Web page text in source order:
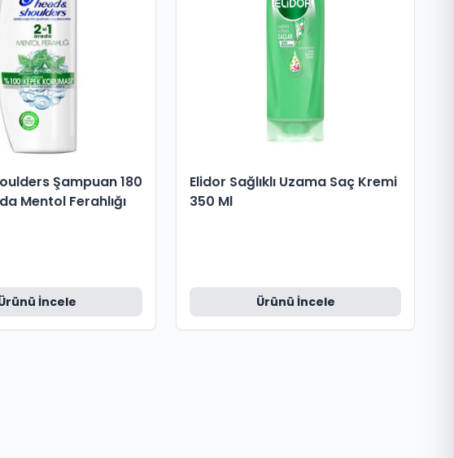
Şampuan 180
Mentol Ferahlığı
İncele
Elidor Sağlıklı Uzama Saç Kremi
350 Ml
Ürünü İncele